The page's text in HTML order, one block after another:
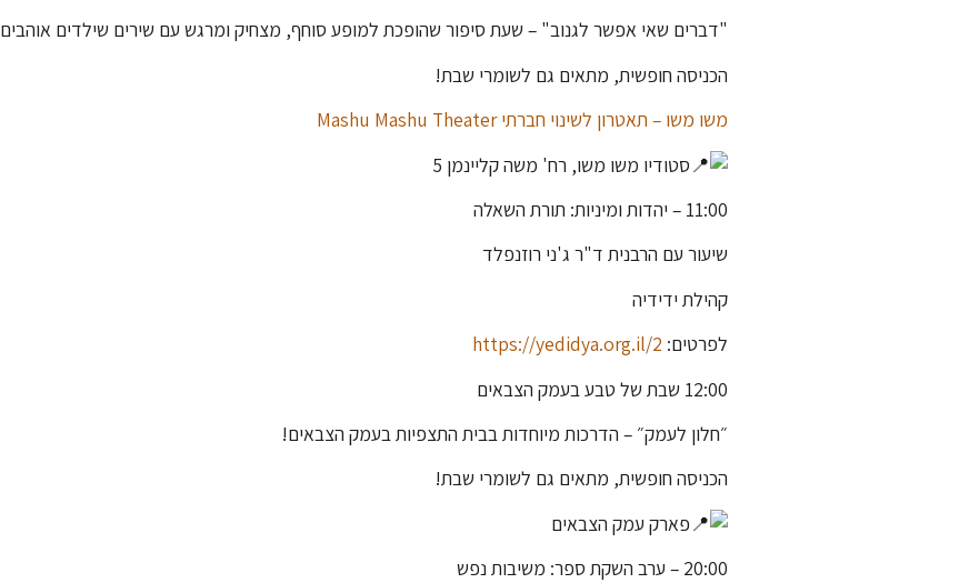
"דברים שאי אפשר לגנוב" – שעת סיפור שהופכת למופע סוחף, מצחיק ומרגש עם שירים שילדים אוהבים
הכניסה חופשית, מתאים גם לשומרי שבת!
משו משו – תאטרון לשינוי חברתי Mashu Mashu Theater
סטודיו משו משו, רח' משה קליינמן 5
11:00 – יהדות ומיניות: תורת השאלה
שיעור עם הרבנית ד"ר ג'ני רוזנפלד
קהילת ידידיה
לפרטים: https://yedidya.org.il/2
12:00 שבת של טבע בעמק הצבאים
״חלון לעמק״ – הדרכות מיוחדות בבית התצפיות בעמק הצבאים!
הכניסה חופשית, מתאים גם לשומרי שבת!
פארק עמק הצבאים
20:00 – ערב השקת ספר: משיבות נפש